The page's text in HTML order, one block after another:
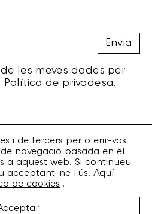
les meves dades per
Política de privadesa.
Local 1
i de tercers per oferir-vos
navegació basada en el
a aquest web. Si continueu
acceptant-ne l'ús. Aquí
de cookies .